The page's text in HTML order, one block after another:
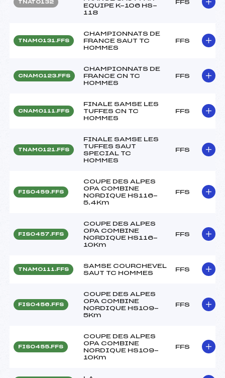
TNAT0132
EQUIPE K-106 HS-
118
FFS
TNAM0131.FFS
CHAMPIONNATS DE
FRANCE SAUT TC
HOMMES
FFS
CNAM0123.FFS
CHAMPIONNATS DE
FRANCE CN TC
HOMMES
FFS
CNAM0111.FFS
FINALE SAMSE LES
TUFFES CN TC
HOMMES
FFS
TNAM0121.FFS
FINALE SAMSE LES
TUFFES SAUT
SPECIAL TC
HOMMES
FFS
FIS0459.FFS
COUPE DES ALPES
OPA COMBINE
NORDIQUE HS116-
5.4Km
FFS
FIS0457.FFS
COUPE DES ALPES
OPA COMBINE
NORDIQUE HS116-
10Km
FFS
TNAM0111.FFS
SAMSE COURCHEVEL
SAUT TC HOMMES
FFS
FIS0456.FFS
COUPE DES ALPES
OPA COMBINE
NORDIQUE HS109-
5Km
FFS
FIS0455.FFS
COUPE DES ALPES
OPA COMBINE
NORDIQUE HS109-
10Km
FFS